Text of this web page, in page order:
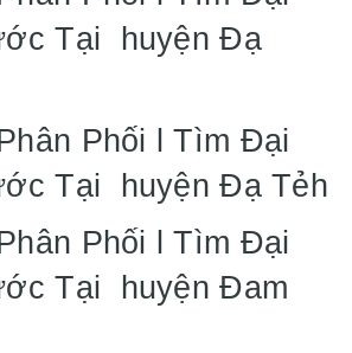
Tại huyện Đạ
Phối l Tìm Đại
Tại huyện Đạ Tẻh
Phối l Tìm Đại
Tại huyện Đam